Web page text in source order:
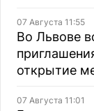
07 Августа 11:55
Во Львове
открытие
07 Августа 11:01